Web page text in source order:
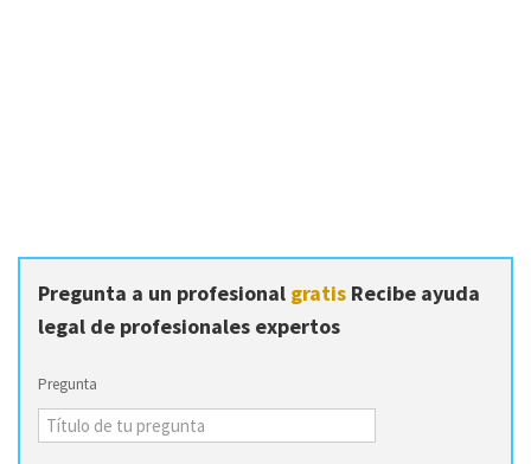
Pregunta a un profesional gratis Recibe ayuda
legal de profesionales expertos
Pregunta